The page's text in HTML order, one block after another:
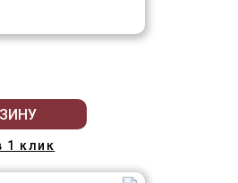
1 клик